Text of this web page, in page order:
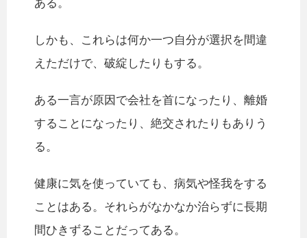
ある。
しかも、これらは何か一つ自分が選択を間違
えただけで、破綻したりもする。
ある一言が原因で会社を首になったり、離婚
することになったり、絶交されたりもありう
る。
健康に気を使っていても、病気や怪我をする
ことはある。それらがなかなか治らずに長期
間ひきずることだってある。